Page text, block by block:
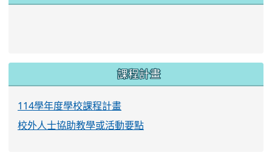
課程計畫
114學年度學校課程計畫
校外人士協助教學或活動要點